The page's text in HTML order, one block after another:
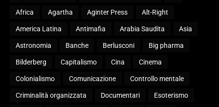
Africa Agartha Aginter Press Alt-Right
America Latina Antimafia Arabia Saudita Asia
Astronomia Banche Berlusconi Big pharma
Bilderberg Capitalismo Cina Cinema
Colonialismo Comunicazione Controllo mentale
Criminalità organizzata Documentari Esoterismo